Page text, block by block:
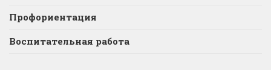
Профориентация
Воспитательная работа